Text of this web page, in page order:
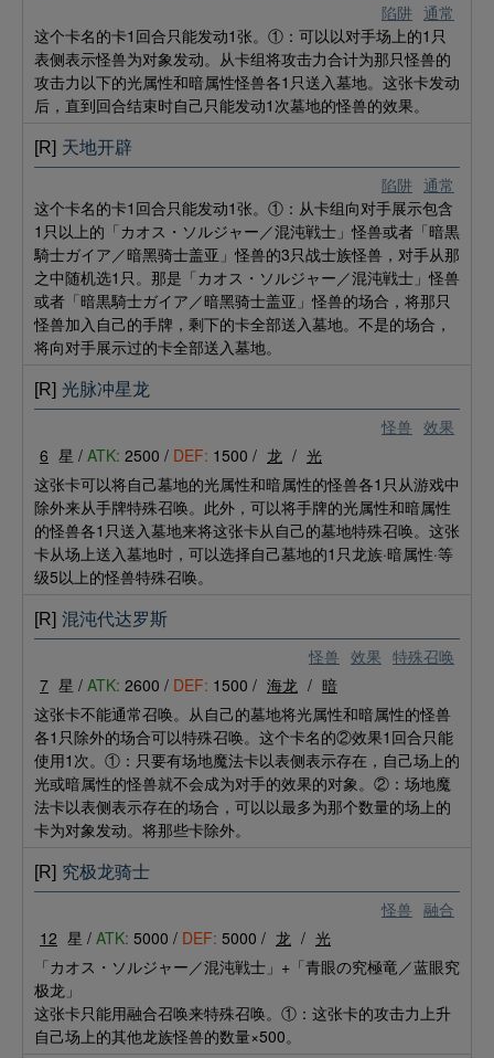
陷阱 通常
这个卡名的卡1回合只能发动1张。①：可以以对手场上的1只
表侧表示怪兽为对象发动。从卡组将攻击力合计为那只怪兽的
攻击力以下的光属性和暗属性怪兽各1只送入墓地。这张卡发动
后，直到回合结束时自己只能发动1次墓地的怪兽的效果。
陷阱 通常
[R] 天地开辟
这个卡名的卡1回合只能发动1张。①：从卡组向对手展示包含
1只以上的「カオス・ソルジャー／混沌戦士」怪兽或者「暗黒
騎士ガイア／暗黑骑士盖亚」怪兽的3只战士族怪兽，对手从那
之中随机选1只。那是「カオス・ソルジャー／混沌戦士」怪兽
或者「暗黒騎士ガイア／暗黑骑士盖亚」怪兽的场合，将那只
怪兽加入自己的手牌，剩下的卡全部送入墓地。不是的场合，
将向对手展示过的卡全部送入墓地。
怪兽 效果
[R] 光脉冲星龙
6 星 / ATK: 2500 / DEF: 1500 / 龙 / 光
这张卡可以将自己墓地的光属性和暗属性的怪兽各1只从游戏中
除外来从手牌特殊召唤。此外，可以将手牌的光属性和暗属性
的怪兽各1只送入墓地来将这张卡从自己的墓地特殊召唤。这张
卡从场上送入墓地时，可以选择自己墓地的1只龙族·暗属性·等
级5以上的怪兽特殊召唤。
怪兽 效果 特殊召唤
[R] 混沌代达罗斯
7 星 / ATK: 2600 / DEF: 1500 / 海龙 / 暗
这张卡不能通常召唤。从自己的墓地将光属性和暗属性的怪兽
各1只除外的场合可以特殊召唤。这个卡名的②效果1回合只能
使用1次。①：只要有场地魔法卡以表侧表示存在，自己场上的
光或暗属性的怪兽就不会成为对手的效果的对象。②：场地魔
法卡以表侧表示存在的场合，可以以最多为那个数量的场上的
卡为对象发动。将那些卡除外。
怪兽 融合
[R] 究极龙骑士
12 星 / ATK: 5000 / DEF: 5000 / 龙 / 光
「カオス・ソルジャー／混沌戦士」+「青眼の究極竜／蓝眼究
极龙」
这张卡只能用融合召唤来特殊召唤。①：这张卡的攻击力上升
自己场上的其他龙族怪兽的数量×500。